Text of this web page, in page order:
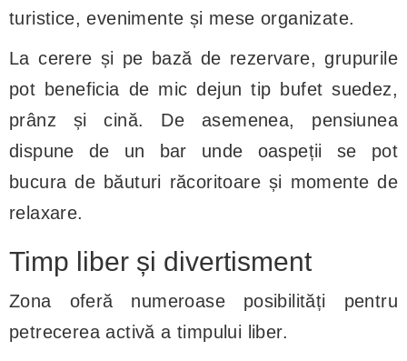
turistice, evenimente și mese organizate.
La cerere și pe bază de rezervare, grupurile
pot beneficia de mic dejun tip bufet suedez,
prânz și cină. De asemenea, pensiunea
dispune de un bar unde oaspeții se pot
bucura de băuturi răcoritoare și momente de
relaxare.
Timp liber și divertisment
Zona oferă numeroase posibilități pentru
petrecerea activă a timpului liber.